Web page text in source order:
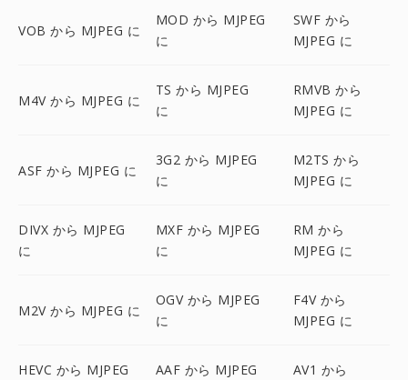
VOB から MJPEG に
MOD から MJPEG
に
SWF から
MJPEG に
M4V から MJPEG に
TS から MJPEG
に
RMVB から
MJPEG に
ASF から MJPEG に
3G2 から MJPEG
に
M2TS から
MJPEG に
DIVX から MJPEG
に
MXF から MJPEG
に
RM から
MJPEG に
M2V から MJPEG に
OGV から MJPEG
に
F4V から
MJPEG に
HEVC から MJPEG
AAF から MJPEG
AV1 から